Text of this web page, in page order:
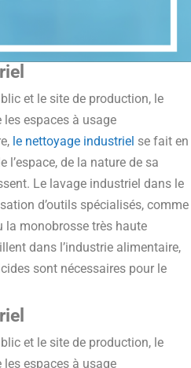
et le site de production, le
les espaces à usage
le nettoyage industriel se fait en
l’espace, de la nature de sa
Le lavage industriel dans le
d’outils spécialisés, comme
la monobrosse très haute
dans l’industrie alimentaire,
sont nécessaires pour le
et le site de production, le
espaces à usage